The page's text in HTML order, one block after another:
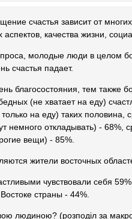
счастья зависит от
качества жизни,
молодые люди в целом
счастья падает.
благосостояния, тем также
(не хватает на еду)
на еду) таких
немного откладывать) -
вещи) - 85%.
жители восточных
чувствовали себя
страны - 44%.
людиною? (розподіл за